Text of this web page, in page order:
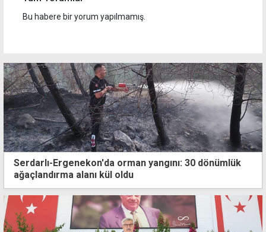
Bu habere bir yorum yapılmamış.
Serdarlı-Ergenekon'da orman yangını: 30 dönümlük
ağaçlandırma alanı kül oldu